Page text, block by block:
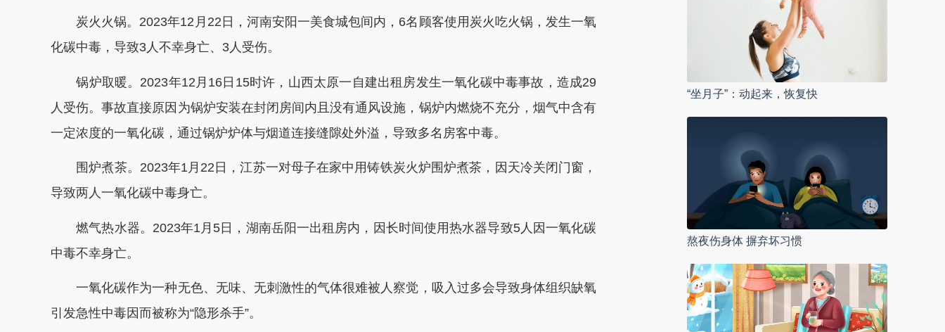
炭火火锅。2023年12月22日，河南安阳一美食城包间内，6名顾客使用炭火吃火锅，发生一氧
化碳中毒，导致3人不幸身亡、3人受伤。
锅炉取暖。2023年12月16日15时许，山西太原一自建出租房发生一氧化碳中毒事故，造成29
人受伤。事故直接原因为锅炉安装在封闭房间内且没有通风设施，锅炉内燃烧不充分，烟气中含有
一定浓度的一氧化碳，通过锅炉炉体与烟道连接缝隙处外溢，导致多名房客中毒。
围炉煮茶。2023年1月22日，江苏一对母子在家中用铸铁炭火炉围炉煮茶，因天冷关闭门窗，
导致两人一氧化碳中毒身亡。
燃气热水器。2023年1月5日，湖南岳阳一出租房内，因长时间使用热水器导致5人因一氧化碳
中毒不幸身亡。
一氧化碳作为一种无色、无味、无刺激性的气体很难被人察觉，吸入过多会导致身体组织缺氧
引发急性中毒因而被称为“隐形杀手”。
“坐月子”：动起来，恢复快
熬夜伤身体 摒弃坏习惯